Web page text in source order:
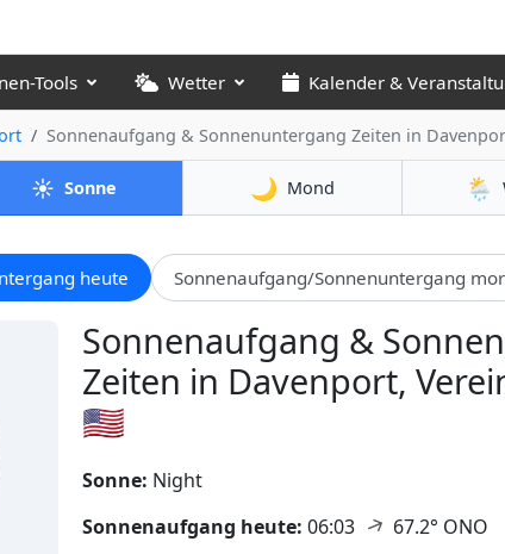
Tools Wetter Kalender &
Sonnenaufgang & Sonnenuntergang Zeiten in
☀️ Sonne 🌙 Mond 🌦️
heute Sonnenaufgang/Sonnenuntergang
Sonnenaufgang &
Zeiten in Davenport,
🇺🇸
Sonne: Night
Sonnenaufgang heute: 06:03 ↑ 67.2° ONO